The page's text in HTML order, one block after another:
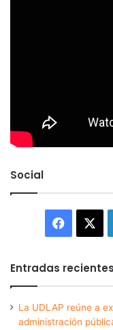
Social
Entradas recientes
La UDLAP reúne a
administración